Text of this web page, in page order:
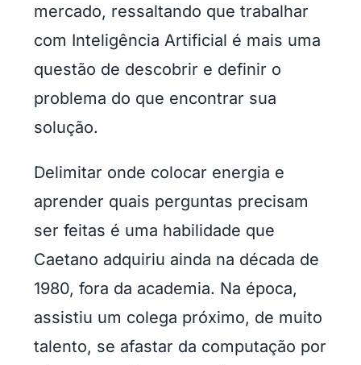
mercado, ressaltando que trabalhar
com Inteligência Artificial é mais uma
questão de descobrir e definir o
problema do que encontrar sua
solução.
Delimitar onde colocar energia e
aprender quais perguntas precisam
ser feitas é uma habilidade que
Caetano adquiriu ainda na década de
1980, fora da academia. Na época,
assistiu um colega próximo, de muito
talento, se afastar da computação por